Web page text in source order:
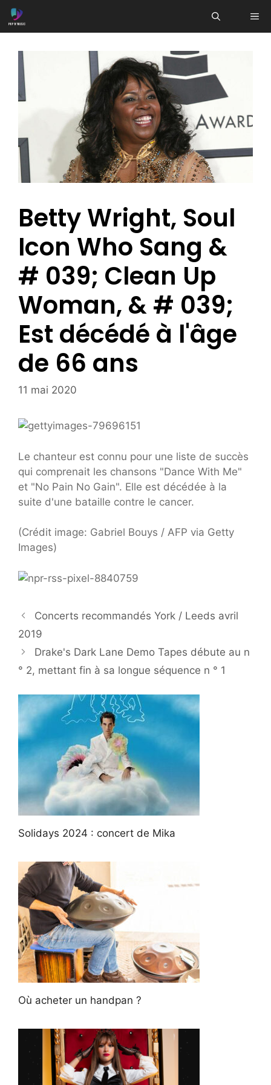
Aller
au
Betty Wright, Soul
Icon Who Sang &
# 039; Clean Up
Woman, & # 039;
Est décédé à l'âge
de 66 ans
11 mai 2020
Le chanteur est connu pour une liste de succès
qui comprenait les chansons "Dance With Me"
et "No Pain No Gain". Elle est décédée à la
suite d'une bataille contre le cancer.
(Crédit image: Gabriel Bouys / AFP via Getty
Images)
Concerts recommandés York / Leeds avril
2019
Drake's Dark Lane Demo Tapes débute au n
° 2, mettant fin à sa longue séquence n ° 1
Solidays 2024 : concert de Mika
Où acheter un handpan ?